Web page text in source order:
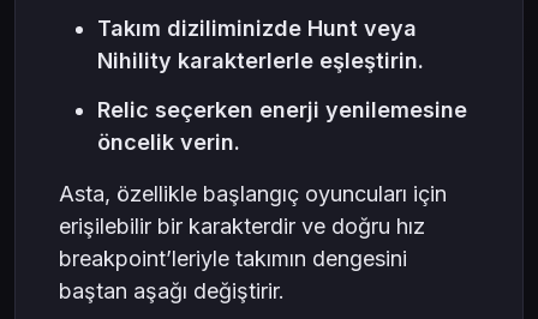
Takım diziliminizde Hunt veya
Nihility karakterlerle eşleştirin.
Relic seçerken enerji yenilemesine
öncelik verin.
Asta, özellikle başlangıç oyuncuları için
erişilebilir bir karakterdir ve doğru hız
breakpoint’leriyle takımın dengesini
baştan aşağı değiştirir.